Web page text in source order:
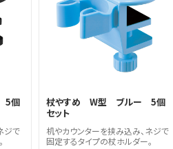
5個
ジで
杖やすめ W型 ブルー 5個
セット
机やカウンターを挟み込み、ネジで
固定するタイプの杖ホルダー。